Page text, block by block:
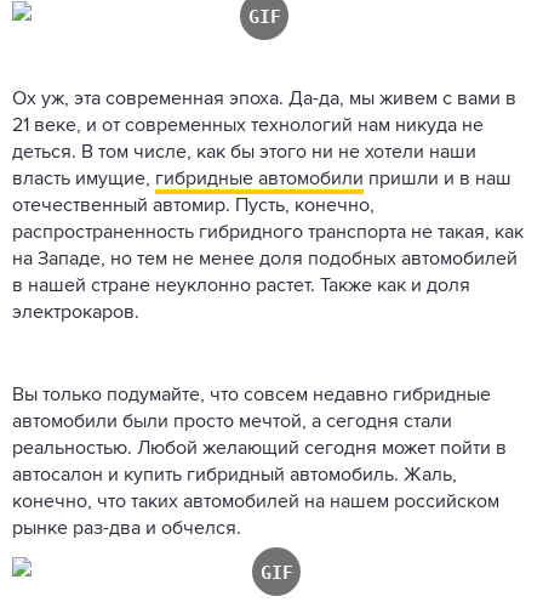
Ох уж, эта современная эпоха. Да-да, мы живем с вами в
21 веке, и от современных технологий нам никуда не
деться. В том числе, как бы этого ни не хотели наши
власть имущие, гибридные автомобили пришли и в наш
отечественный автомир. Пусть, конечно,
распространенность гибридного транспорта не такая, как
на Западе, но тем не менее доля подобных автомобилей
в нашей стране неуклонно растет. Также как и доля
электрокаров.
Вы только подумайте, что совсем недавно гибридные
автомобили были просто мечтой, а сегодня стали
реальностью. Любой желающий сегодня может пойти в
автосалон и купить гибридный автомобиль. Жаль,
конечно, что таких автомобилей на нашем российском
рынке раз-два и обчелся.